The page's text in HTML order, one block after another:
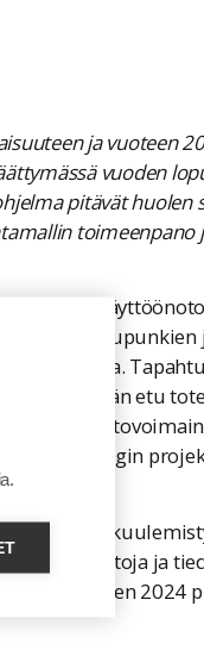
ja vuoteen
vuoden
pitävät huolen
toimeenpano
osalta.
etu
olla
kaupungin
ja
lausuntoja ja
myös vuoden 2024